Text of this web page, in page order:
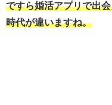
ですら婚活アプリで出
時代が違いますね。